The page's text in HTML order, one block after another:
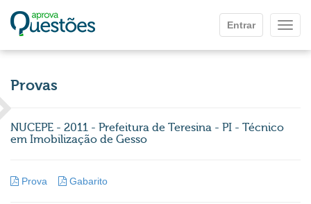
Entrar
Provas
NUCEPE - 2011 - Prefeitura de Teresina - PI - Técnico
em Imobilização de Gesso
Prova Gabarito